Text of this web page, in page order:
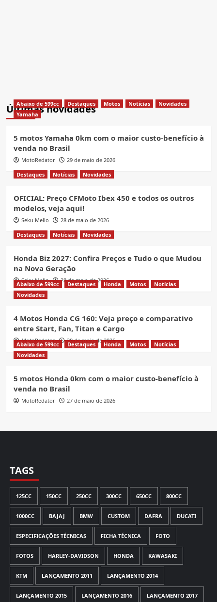
Últimas novidades
Abaixo de 599cc Destaques Motos Notícias
Novidades
Yamaha
5 motos Yamaha 0km com o maior custo-benefício à
venda no Brasil
MotoRedator
29 de maio de 2026
Destaques
Notícias Novidades
OFICIAL: Preço CFMoto Ibex 450 e todos os outros
modelos, veja aqui!
Seku Mello
28 de maio de 2026
Destaques
Notícias Novidades
Honda Biz 2027: Confira Preços e Tudo o que Mudou
na Nova Geração
Seku Mello 28 de maio de 2026
Abaixo de 599cc Destaques Honda Motos
Notícias
Novidades
4 Motos Honda CG 160: Veja preço e comparativo
entre Start, Fan, Titan e Cargo
MotoRedator 28 de maio de 2026
Abaixo de 599cc Destaques Honda Motos
Notícias
Novidades
5 motos Honda 0km com o maior custo-benefício à
venda no Brasil
MotoRedator 27 de maio de 2026
TAGS
125CC 150CC 250CC 300CC 650CC 800CC
1000CC BAJAJ BMW CUSTOM DAFRA DUCATI
ESPECIFICAÇÕES TÉCNICAS FICHA TÉCNICA FOTO
FOTOS HARLEY-DAVIDSON HONDA KAWASAKI
KTM LANÇAMENTO 2011 LANÇAMENTO 2014
LANÇAMENTO 2015 LANÇAMENTO 2016 LANÇAMENTO 2017